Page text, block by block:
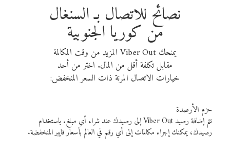
نصائح للاتصال بـ السنغال
من كوريا الجنوبية
يمنحك Viber Out المزيد من وقت المكالمة
مقابل تكلفة أقل من المال. اختر من أحد
خيارات الاتصال المرنة ذات السعر المنخفض:
حزم الأرصدة
تتم إضافة رصيد Viber Out إلى رصيدك عند شراء أي مبلغ. باستخدام
رصيدك، يمكنك إجراء مكالمات إلى أي رقم في العالم بأسعار فايبر المنخفضة.